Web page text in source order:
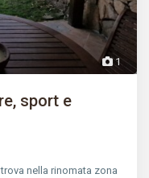
1
sport e
nella rinomata zona